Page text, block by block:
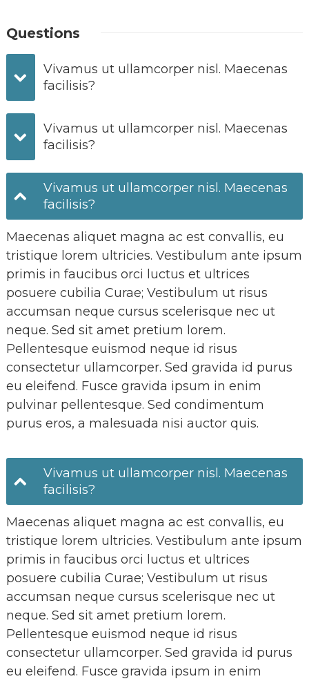
Questions
Vivamus ut ullamcorper nisl. Maecenas
facilisis?
Vivamus ut ullamcorper nisl. Maecenas
facilisis?
Vivamus ut ullamcorper nisl. Maecenas
facilisis?
Maecenas aliquet magna ac est convallis, eu
tristique lorem ultricies. Vestibulum ante ipsum
primis in faucibus orci luctus et ultrices
posuere cubilia Curae; Vestibulum ut risus
accumsan neque cursus scelerisque nec ut
neque. Sed sit amet pretium lorem.
Pellentesque euismod neque id risus
consectetur ullamcorper. Sed gravida id purus
eu eleifend. Fusce gravida ipsum in enim
pulvinar pellentesque. Sed condimentum
purus eros, a malesuada nisi auctor quis.
Vivamus ut ullamcorper nisl. Maecenas
facilisis?
Maecenas aliquet magna ac est convallis, eu
tristique lorem ultricies. Vestibulum ante ipsum
primis in faucibus orci luctus et ultrices
posuere cubilia Curae; Vestibulum ut risus
accumsan neque cursus scelerisque nec ut
neque. Sed sit amet pretium lorem.
Pellentesque euismod neque id risus
consectetur ullamcorper. Sed gravida id purus
eu eleifend. Fusce gravida ipsum in enim